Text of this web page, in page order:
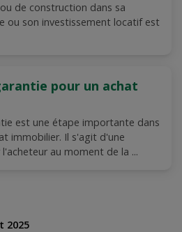
de construction dans sa
ou son investissement locatif est
pour un achat
est une étape importante dans
immobilier. Il s'agit d'une
au moment de la ...
2025